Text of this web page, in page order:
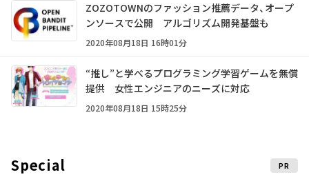
ZOZOTOWNのファッション推薦データ、オープ
ンソースで公開 アルゴリズム開発基盤も
2020年08月18日 16時01分
“推し”と学べるプログラミング学習ゲームを無償
提供 女性エンジニアのニーズに対応
2020年08月18日 15時25分
Special PR